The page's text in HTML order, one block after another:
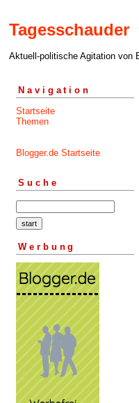
Tagesschauder
Aktuell-politische Agitation von
Navigation
Startseite
Themen
Blogger.de Startseite
Suche
Werbung